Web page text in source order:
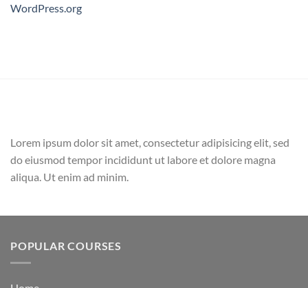
WordPress.org
Lorem ipsum dolor sit amet, consectetur adipisicing elit, sed
do eiusmod tempor incididunt ut labore et dolore magna
aliqua. Ut enim ad minim.
POPULAR COURSES